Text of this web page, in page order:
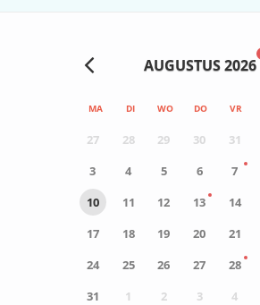
AUGUSTUS 2026
MA DI WO DO VR
27 28 29 30 31
3
4 5 6 7
10
11 12 13 14
17
18 19 20 21
24
25 26 27 28
31
1 2 3 4